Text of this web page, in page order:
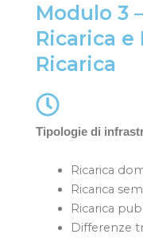
Modulo 3
Ricarica
Ricarica
Tipologie di
Ricarica
Ricarica
Ricarica
Differenze